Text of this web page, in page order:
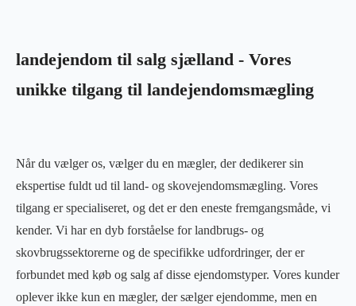
landejendom til salg sjælland - Vores
unikke tilgang til landejendomsmægling
Når du vælger os, vælger du en mægler, der dedikerer sin
ekspertise fuldt ud til land- og skovejendomsmægling. Vores
tilgang er specialiseret, og det er den eneste fremgangsmåde, vi
kender. Vi har en dyb forståelse for landbrugs- og
skovbrugssektorerne og de specifikke udfordringer, der er
forbundet med køb og salg af disse ejendomstyper. Vores kunder
oplever ikke kun en mægler, der sælger ejendomme, men en